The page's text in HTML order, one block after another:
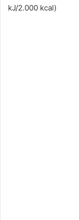
kJ/2.000 kcal)